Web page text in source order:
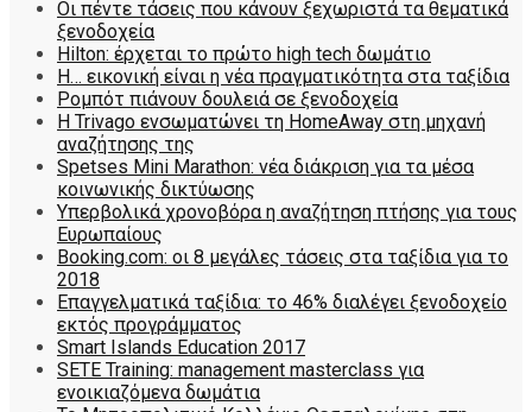
Οι πέντε τάσεις που κάνουν ξεχωριστά τα θεματικά
ξενοδοχεία
Hilton: έρχεται τo πρώτο high tech δωμάτιο
Η… εικονική είναι η νέα πραγματικότητα στα ταξίδια
Ρομπότ πιάνουν δουλειά σε ξενοδοχεία
Η Trivago ενσωματώνει τη HomeAway στη μηχανή
αναζήτησης της
Spetses Mini Marathon: νέα διάκριση για τα μέσα
κοινωνικής δικτύωσης
Υπερβολικά χρονοβόρα η αναζήτηση πτήσης για τους
Ευρωπαίους
Booking.com: οι 8 μεγάλες τάσεις στα ταξίδια για το
2018
Επαγγελματικά ταξίδια: το 46% διαλέγει ξενοδοχείο
εκτός προγράμματος
Smart Islands Education 2017
SETE Training: management masterclass για
ενοικιαζόμενα δωμάτια